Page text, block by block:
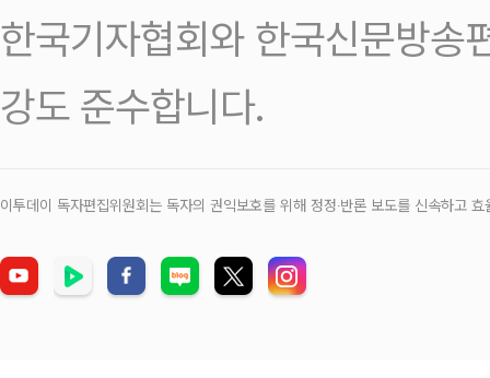
한국기자협회와 한국신문방송
강도 준수합니다.
이투데이 독자편집위원회는 독자의 권익보호를 위해 정정‧반론 보도를 신속하고